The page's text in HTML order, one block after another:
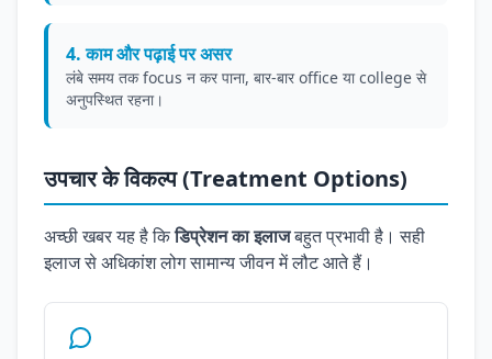
4. काम और पढ़ाई पर असर
लंबे समय तक focus न कर पाना, बार-बार office या college से
अनुपस्थित रहना।
उपचार के विकल्प (Treatment Options)
अच्छी खबर यह है किडिप्रेशन का इलाजबहुत प्रभावी है। सही
इलाज से अधिकांश लोग सामान्य जीवन में लौट आते हैं।